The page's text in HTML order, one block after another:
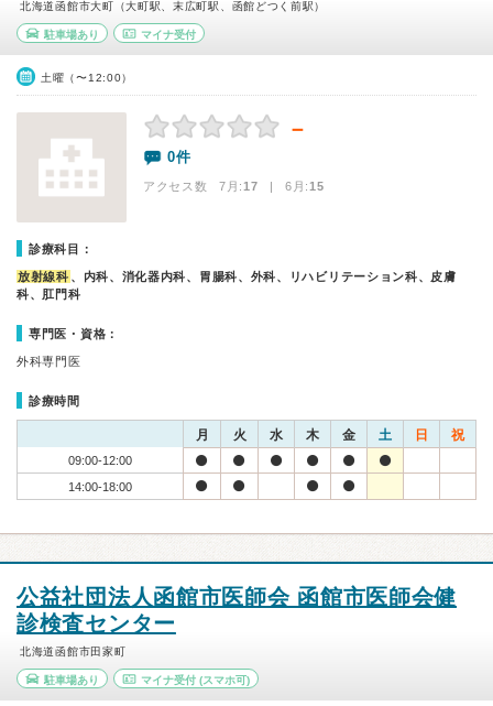
北海道函館市大町（大町駅、末広町駅、函館どつく前駅）
駐車場あり マイナ受付
土曜（〜12:00）
－
0件
アクセス数 7月:17 | 6月:15
診療科目：
放射線科 、内科、消化器内科、胃腸科、外科、リハビリテーション科、皮膚
科、肛門科
専門医・資格：
外科専門医
診療時間
月 火 水 木 金 土 日 祝
09:00-12:00
14:00-18:00
公益社団法人函館市医師会 函館市医師会健
診検査センター
北海道函館市田家町
駐車場あり マイナ受付(スマホ可)